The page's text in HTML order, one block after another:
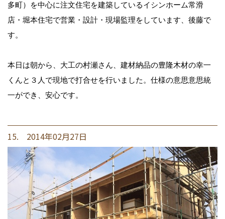
多町）を中心に注文住宅を建築しているイシンホーム常滑
店・堀本住宅で営業・設計・現場監理をしています、後藤で
す。
本日は朝から、大工の村瀬さん、建材納品の豊隆木材の幸一
くんと３人で現地で打合せを行いました。仕様の意思意思統
一ができ、安心です。
15. 2014年02月27日